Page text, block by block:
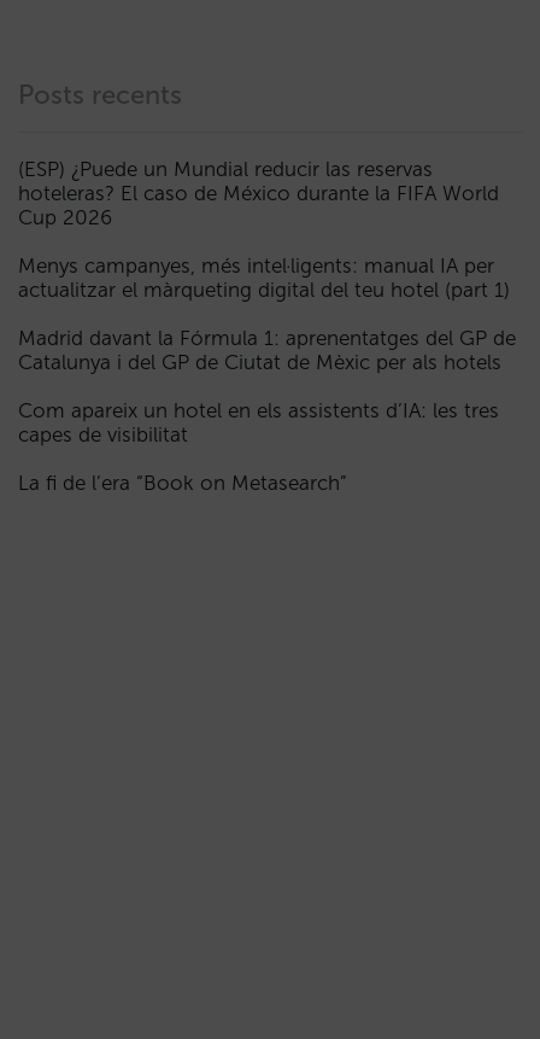
Posts recents
(ESP) ¿Puede un Mundial reducir las reservas
hoteleras? El caso de México durante la FIFA World
Cup 2026
Menys campanyes, més intel·ligents: manual IA per
actualitzar el màrqueting digital del teu hotel (part 1)
Madrid davant la Fórmula 1: aprenentatges del GP de
Catalunya i del GP de Ciutat de Mèxic per als hotels
Com apareix un hotel en els assistents d’IA: les tres
capes de visibilitat
La fi de l’era “Book on Metasearch”